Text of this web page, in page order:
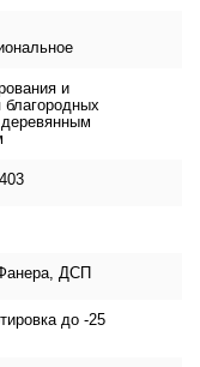
и
благородных
деревянным
ДСП
до -25